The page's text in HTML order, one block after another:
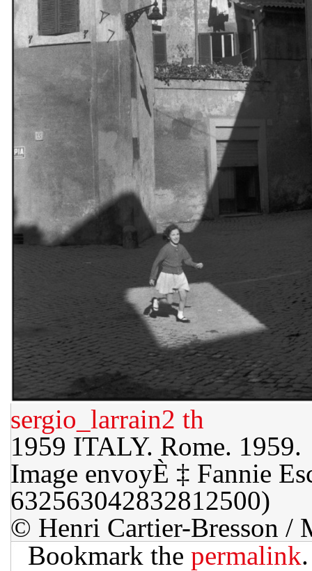
sergio_larrain2 th
1959 ITALY. Rome. 1959.
Image envoyÈ ‡ Fannie
632563042832812500)
© Henri Cartier-Bresson /
Bookmark the permalink.